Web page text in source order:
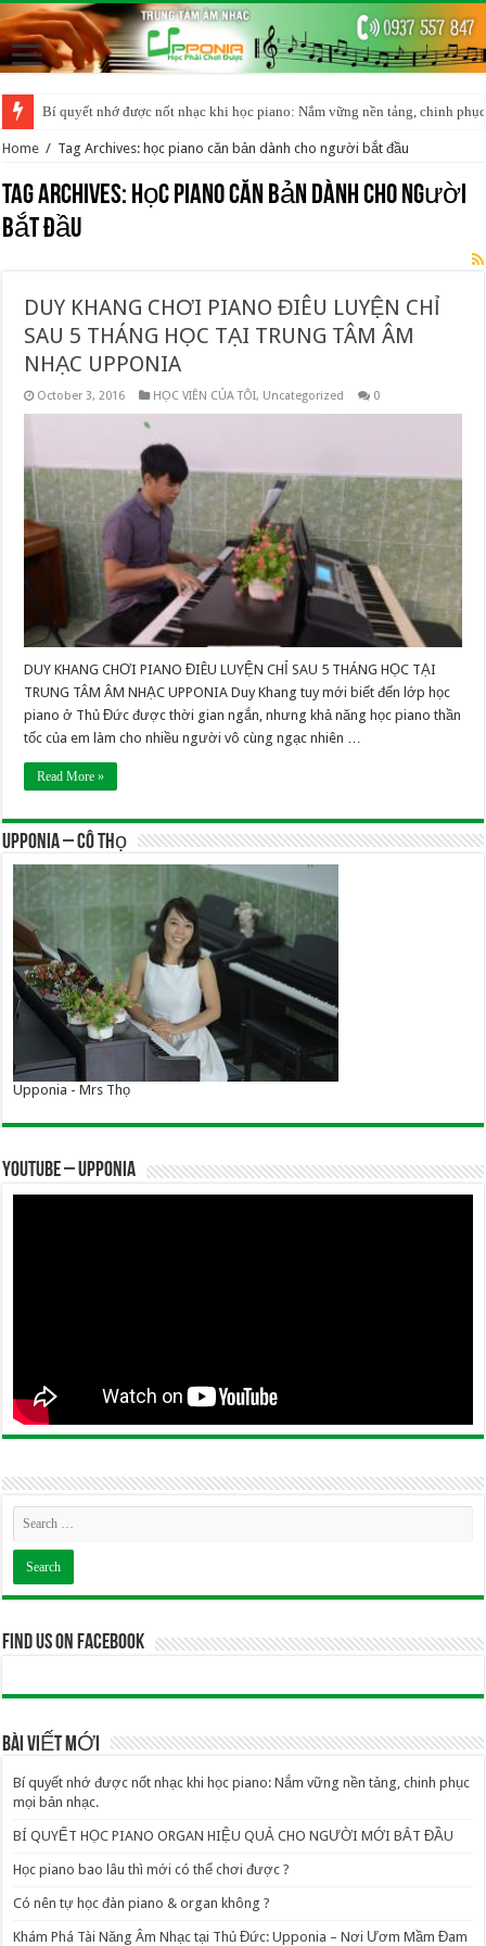
Bí quyết nhớ được nốt nhạc khi học piano: Nắm vững nền tảng, chinh
Home / Tag Archives: học piano căn bản dành cho người bắt đầu
Tag Archives: học piano căn bản dành cho người
bắt đầu
DUY KHANG CHƠI PIANO ĐIÊU LUYỆN CHỈ
SAU 5 THÁNG HỌC TẠI TRUNG TÂM ÂM
NHẠC UPPONIA
October 3, 2016 HỌC VIÊN CỦA TÔI, Uncategorized 0
DUY KHANG CHƠI PIANO ĐIÊU LUYỆN CHỈ SAU 5 THÁNG HỌC TẠI
TRUNG TÂM ÂM NHẠC UPPONIA Duy Khang tuy mới biết đến lớp học
piano ở Thủ Đức được thời gian ngắn, nhưng khả năng học piano thần
tốc của em làm cho nhiều người vô cùng ngạc nhiên …
Read More »
UPPONIA – Cô Thọ
Upponia - Mrs Thọ
YOUTUBE – UPPONIA
Find us on Facebook
BÀI VIẾT MỚI
Bí quyết nhớ được nốt nhạc khi học piano: Nắm vững nền tảng, chinh phục
mọi bản nhạc.
BÍ QUYẾT HỌC PIANO ORGAN HIỆU QUẢ CHO NGƯỜI MỚI BẮT ĐẦU
Học piano bao lâu thì mới có thể chơi được ?
Có nên tự học đàn piano & organ không ?
Khám Phá Tài Năng Âm Nhạc tại Thủ Đức: Upponia – Nơi Ươm Mầm Đam